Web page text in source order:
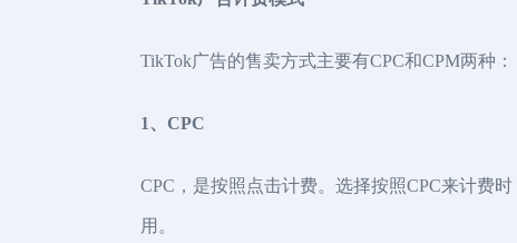
TikTok广告的售卖方式主要有CPC和CPM两种：
1、CPC
CPC，是按照点击计费。选择按照CPC来计费
用。